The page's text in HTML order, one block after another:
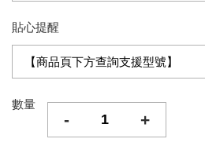
貼心提醒
數量
- +